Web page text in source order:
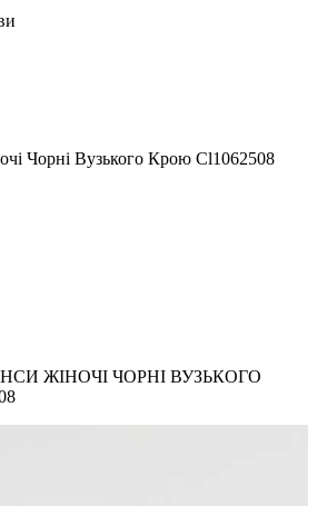
Чорні Вузького Крою Cl1062508
ЖІНОЧІ ЧОРНІ ВУЗЬКОГО